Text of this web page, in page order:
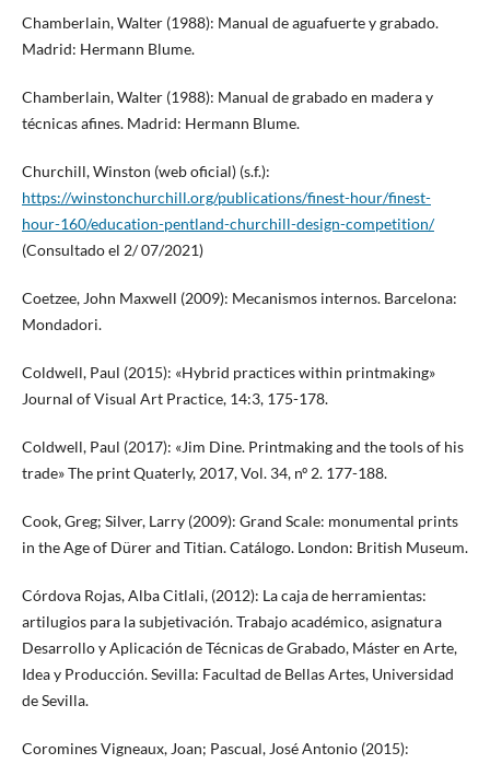
Chamberlain, Walter (1988): Manual de aguafuerte y grabado.
Madrid: Hermann Blume.
Chamberlain, Walter (1988): Manual de grabado en madera y
técnicas afines. Madrid: Hermann Blume.
Churchill, Winston (web oficial) (s.f.):
https://winstonchurchill.org/publications/finest-hour/finest-
hour-160/education-pentland-churchill-design-competition/
(Consultado el 2/ 07/2021)
Coetzee, John Maxwell (2009): Mecanismos internos. Barcelona:
Mondadori.
Coldwell, Paul (2015): «Hybrid practices within printmaking»
Journal of Visual Art Practice, 14:3, 175-178.
Coldwell, Paul (2017): «Jim Dine. Printmaking and the tools of his
trade» The print Quaterly, 2017, Vol. 34, nº 2. 177-188.
Cook, Greg; Silver, Larry (2009): Grand Scale: monumental prints
in the Age of Dürer and Titian. Catálogo. London: British Museum.
Córdova Rojas, Alba Citlali, (2012): La caja de herramientas:
artilugios para la subjetivación. Trabajo académico, asignatura
Desarrollo y Aplicación de Técnicas de Grabado, Máster en Arte,
Idea y Producción. Sevilla: Facultad de Bellas Artes, Universidad
de Sevilla.
Coromines Vigneaux, Joan; Pascual, José Antonio (2015):